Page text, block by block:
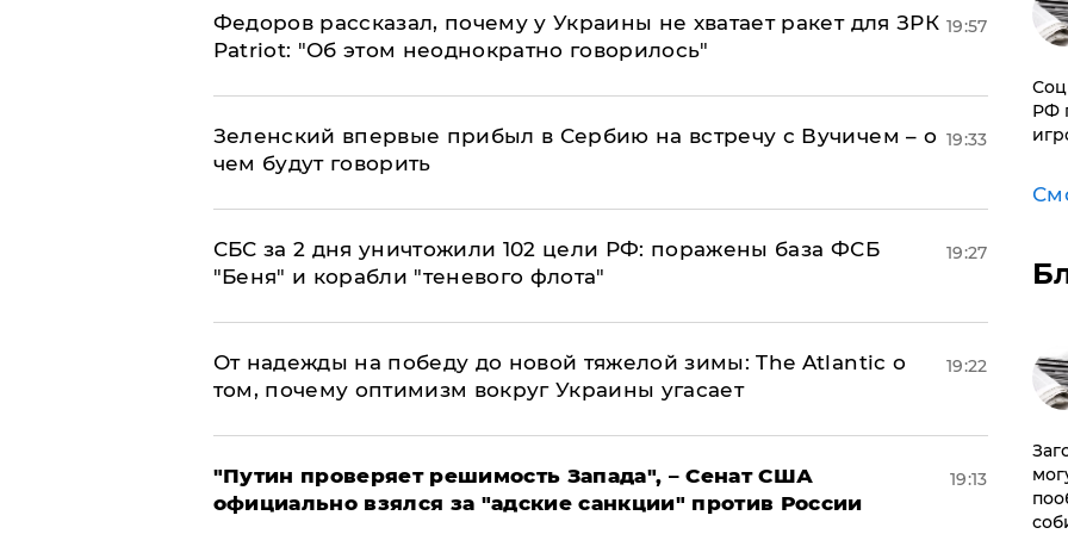
Федоров рассказал, почему у Украины не хватает ракет для ЗРК
Patriot: "Об этом неоднократно говорилось"
19:57
Зеленский впервые прибыл в Сербию на встречу с Вучичем – о
чем будут говорить
19:33
СБС за 2 дня уничтожили 102 цели РФ: поражены база ФСБ
"Беня" и корабли "теневого флота"
19:27
От надежды на победу до новой тяжелой зимы: The Atlantic о
том, почему оптимизм вокруг Украины угасает
19:22
"Путин проверяет решимость Запада", – Сенат США
официально взялся за "адские санкции" против России
19:13
РФ